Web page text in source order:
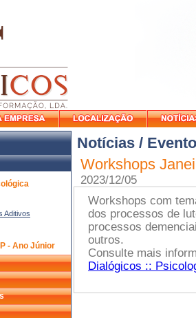
Aditivos
- Ano Júnior
Notícias /
Workshops
2023/12/05
Workshops com
dos processos de
processos
outros.
Consulte mais
Dialógicos ::